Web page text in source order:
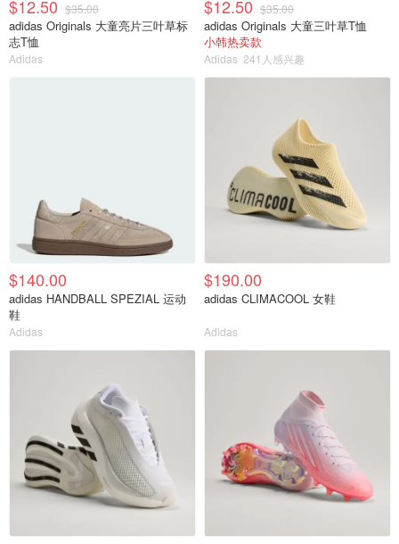
$12.50 $35.00
adidas Originals 大童亮片三叶草标
志T恤
Adidas
$12.50 $35.00
adidas Originals 大童三叶草T恤
小韩热卖款
Adidas 241人感兴趣
$140.00
adidas HANDBALL SPEZIAL 运动
鞋
Adidas
$190.00
adidas CLIMACOOL 女鞋
Adidas